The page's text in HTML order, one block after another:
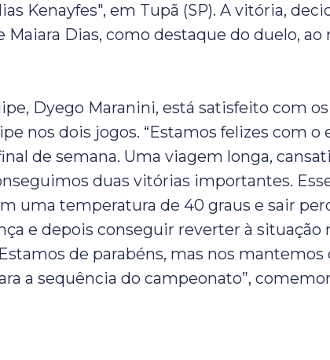
Kenayfes", em Tupã (SP). A vitória,
Maiara Dias, como destaque do duelo, ao
Dyego Maranini, está satisfeito com
nos dois jogos. “Estamos felizes com o
de semana. Uma viagem longa,
duas vitórias importantes.
uma temperatura de 40 graus e sair
e depois conseguir reverter à situação
de parabéns, mas nos mantemos
a sequência do campeonato”,